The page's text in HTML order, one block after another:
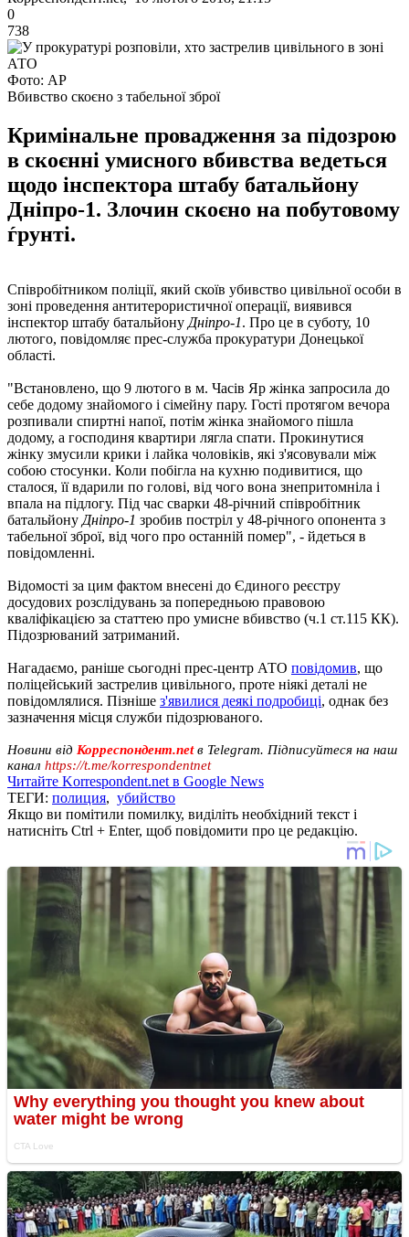
0
738
Фото: АР
Вбивство скоєно з табельної зброї
Кримінальне провадження за підозрою
в скоєнні умисного вбивства ведеться
щодо інспектора штабу батальйону
Дніпро-1. Злочин скоєно на побутовому
ѓрунті.
Співробітником поліції, який скоїв убивство цивільної особи в
зоні проведення антитерористичної операції, виявився
інспектор штабу батальйону Дніпро-1. Про це в суботу, 10
лютого, повідомляє прес-служба прокуратури Донецької
області.
"Встановлено, що 9 лютого в м. Часів Яр жінка запросила до
себе додому знайомого і сімейну пару. Гості протягом вечора
розпивали спиртні напої, потім жінка знайомого пішла
додому, а господиня квартири лягла спати. Прокинутися
жінку змусили крики і лайка чоловіків, які з'ясовували між
собою стосунки. Коли побігла на кухню подивитися, що
сталося, її вдарили по голові, від чого вона знепритомніла і
впала на підлогу. Під час сварки 48-річний співробітник
батальйону Дніпро-1 зробив постріл у 48-річного опонента з
табельної зброї, від чого про останній помер", - йдеться в
повідомленні.
Відомості за цим фактом внесені до Єдиного реєстру
досудових розслідувань за попередньою правовою
кваліфікацією за статтею про умисне вбивство (ч.1 ст.115 КК).
Підозрюваний затриманий.
Нагадаємо, раніше сьогодні прес-центр АТО повідомив, що
поліцейський застрелив цивільного, проте ніякі деталі не
повідомлялися. Пізніше з'явилися деякі подробиці, однак без
зазначення місця служби підозрюваного.
Новини від Корреспондент.netв Telegram. Підписуйтеся на наш
канал https://t.me/korrespondentnet
Читайте Korrespondent.net в Google News
ТЕГИ: полиция, убийство
Якщо ви помітили помилку, виділіть необхідний текст і
натисніть Ctrl + Enter, щоб повідомити про це редакцію.